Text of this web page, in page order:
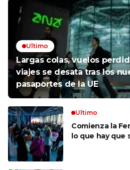
Ultimo
Largas colas, vuelos
viajes se desata tras los
pasaportes de la UE
Ultimo
Comienza la
lo que hay que